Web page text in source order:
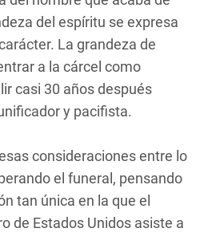
del espíritu se expresa
La grandeza de
a la cárcel como
casi 30 años después
y pacifista.
consideraciones entre lo
el funeral, pensando
tan única en la que el
de Estados Unidos asiste a